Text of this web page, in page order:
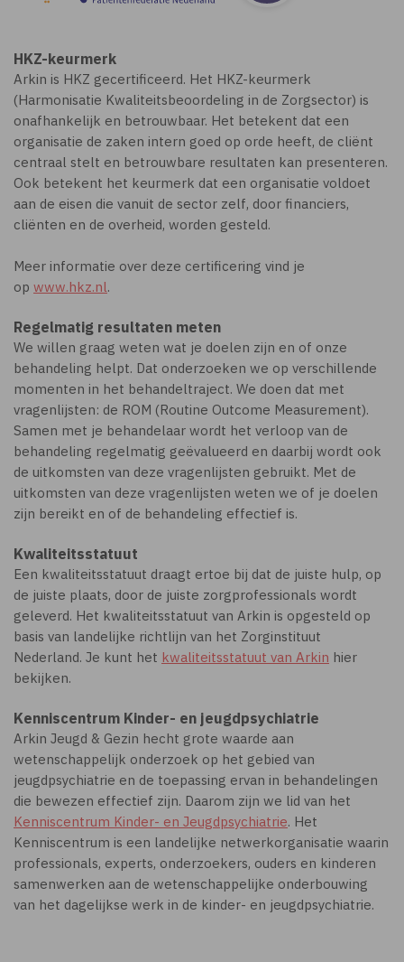
HKZ-keurmerk
Arkin is HKZ gecertificeerd. Het HKZ-keurmerk
(Harmonisatie Kwaliteitsbeoordeling in de Zorgsector) is
onafhankelijk en betrouwbaar. Het betekent dat een
organisatie de zaken intern goed op orde heeft, de cliënt
centraal stelt en betrouwbare resultaten kan presenteren.
Ook betekent het keurmerk dat een organisatie voldoet
aan de eisen die vanuit de sector zelf, door financiers,
cliënten en de overheid, worden gesteld.
Meer informatie over deze certificering vind je
op www.hkz.nl.
Regelmatig resultaten meten
We willen graag weten wat je doelen zijn en of onze
behandeling helpt. Dat onderzoeken we op verschillende
momenten in het behandeltraject. We doen dat met
vragenlijsten: de ROM (Routine Outcome Measurement).
Samen met je behandelaar wordt het verloop van de
behandeling regelmatig geëvalueerd en daarbij wordt ook
de uitkomsten van deze vragenlijsten gebruikt. Met de
uitkomsten van deze vragenlijsten weten we of je doelen
zijn bereikt en of de behandeling effectief is.
Kwaliteitsstatuut
Een kwaliteitsstatuut draagt ertoe bij dat de juiste hulp, op
de juiste plaats, door de juiste zorgprofessionals wordt
geleverd. Het kwaliteitsstatuut van Arkin is opgesteld op
basis van landelijke richtlijn van het Zorginstituut
Nederland. Je kunt het kwaliteitsstatuut van Arkin hier
bekijken.
Kenniscentrum Kinder- en jeugdpsychiatrie
Arkin Jeugd & Gezin hecht grote waarde aan
wetenschappelijk onderzoek op het gebied van
jeugdpsychiatrie en de toepassing ervan in behandelingen
die bewezen effectief zijn. Daarom zijn we lid van het
Kenniscentrum Kinder- en Jeugdpsychiatrie. Het
Kenniscentrum is een landelijke netwerkorganisatie waarin
professionals, experts, onderzoekers, ouders en kinderen
samenwerken aan de wetenschappelijke onderbouwing
van het dagelijkse werk in de kinder- en jeugdpsychiatrie.